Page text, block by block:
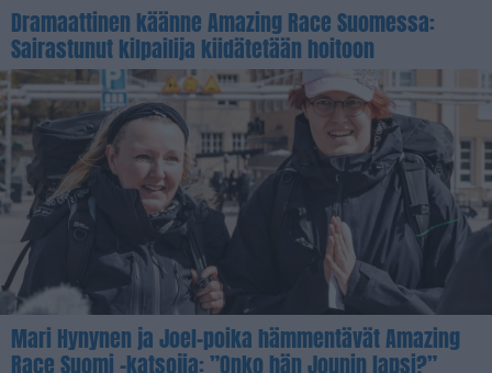
Dramaattinen käänne Amazing Race Suomessa:
Sairastunut kilpailija kiidätetään hoitoon
Mari Hynynen ja Joel-poika hämmentävät Amazing
Race Suomi -katsojia: ”Onko hän Jounin lapsi?”